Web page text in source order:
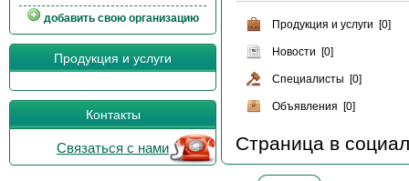
добавить свою организацию
Продукция и услуги
Контакты
Связаться с нами
Продукция и услуги [0]
Новости [0]
Специалисты [0]
Объявления [0]
Страница в